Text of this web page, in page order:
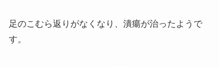
足のこむら返りがなくなり、潰瘍が治ったようで
す。